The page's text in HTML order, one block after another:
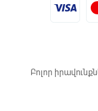
Բոլոր